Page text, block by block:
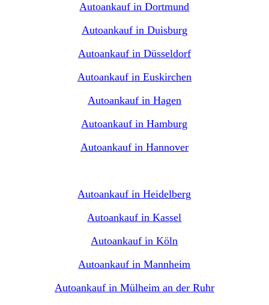
Autoankauf in Dortmund
Autoankauf in Duisburg
Autoankauf in Düsseldorf
Autoankauf in Euskirchen
Autoankauf in Hagen
Autoankauf in Hamburg
Autoankauf in Hannover
Autoankauf in Heidelberg
Autoankauf in Kassel
Autoankauf in Köln
Autoankauf in Mannheim
Autoankauf in Mülheim an der Ruhr